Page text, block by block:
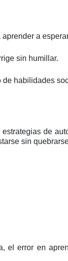
a
sin humillar.
habilidades
de
sin
el error en